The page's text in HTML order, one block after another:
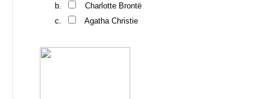
Charlotte Brontë
Agatha Christie